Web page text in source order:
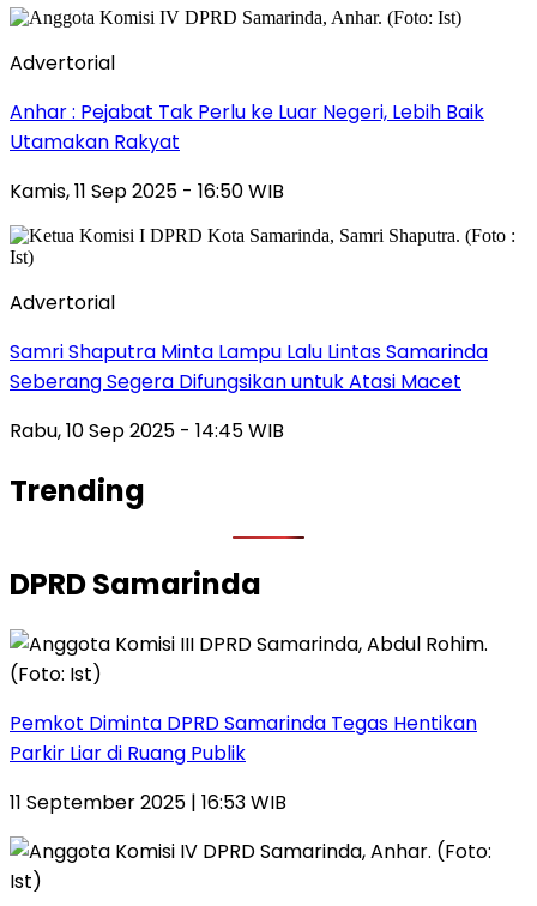
Advertorial
Anhar : Pejabat Tak Perlu ke Luar Negeri, Lebih Baik
Utamakan Rakyat
Kamis, 11 Sep 2025 - 16:50 WIB
Advertorial
Samri Shaputra Minta Lampu Lalu Lintas Samarinda
Seberang Segera Difungsikan untuk Atasi Macet
Rabu, 10 Sep 2025 - 14:45 WIB
Trending
DPRD Samarinda
Pemkot Diminta DPRD Samarinda Tegas Hentikan
Parkir Liar di Ruang Publik
11 September 2025 | 16:53 WIB